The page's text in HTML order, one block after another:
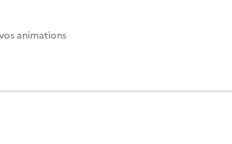
animations